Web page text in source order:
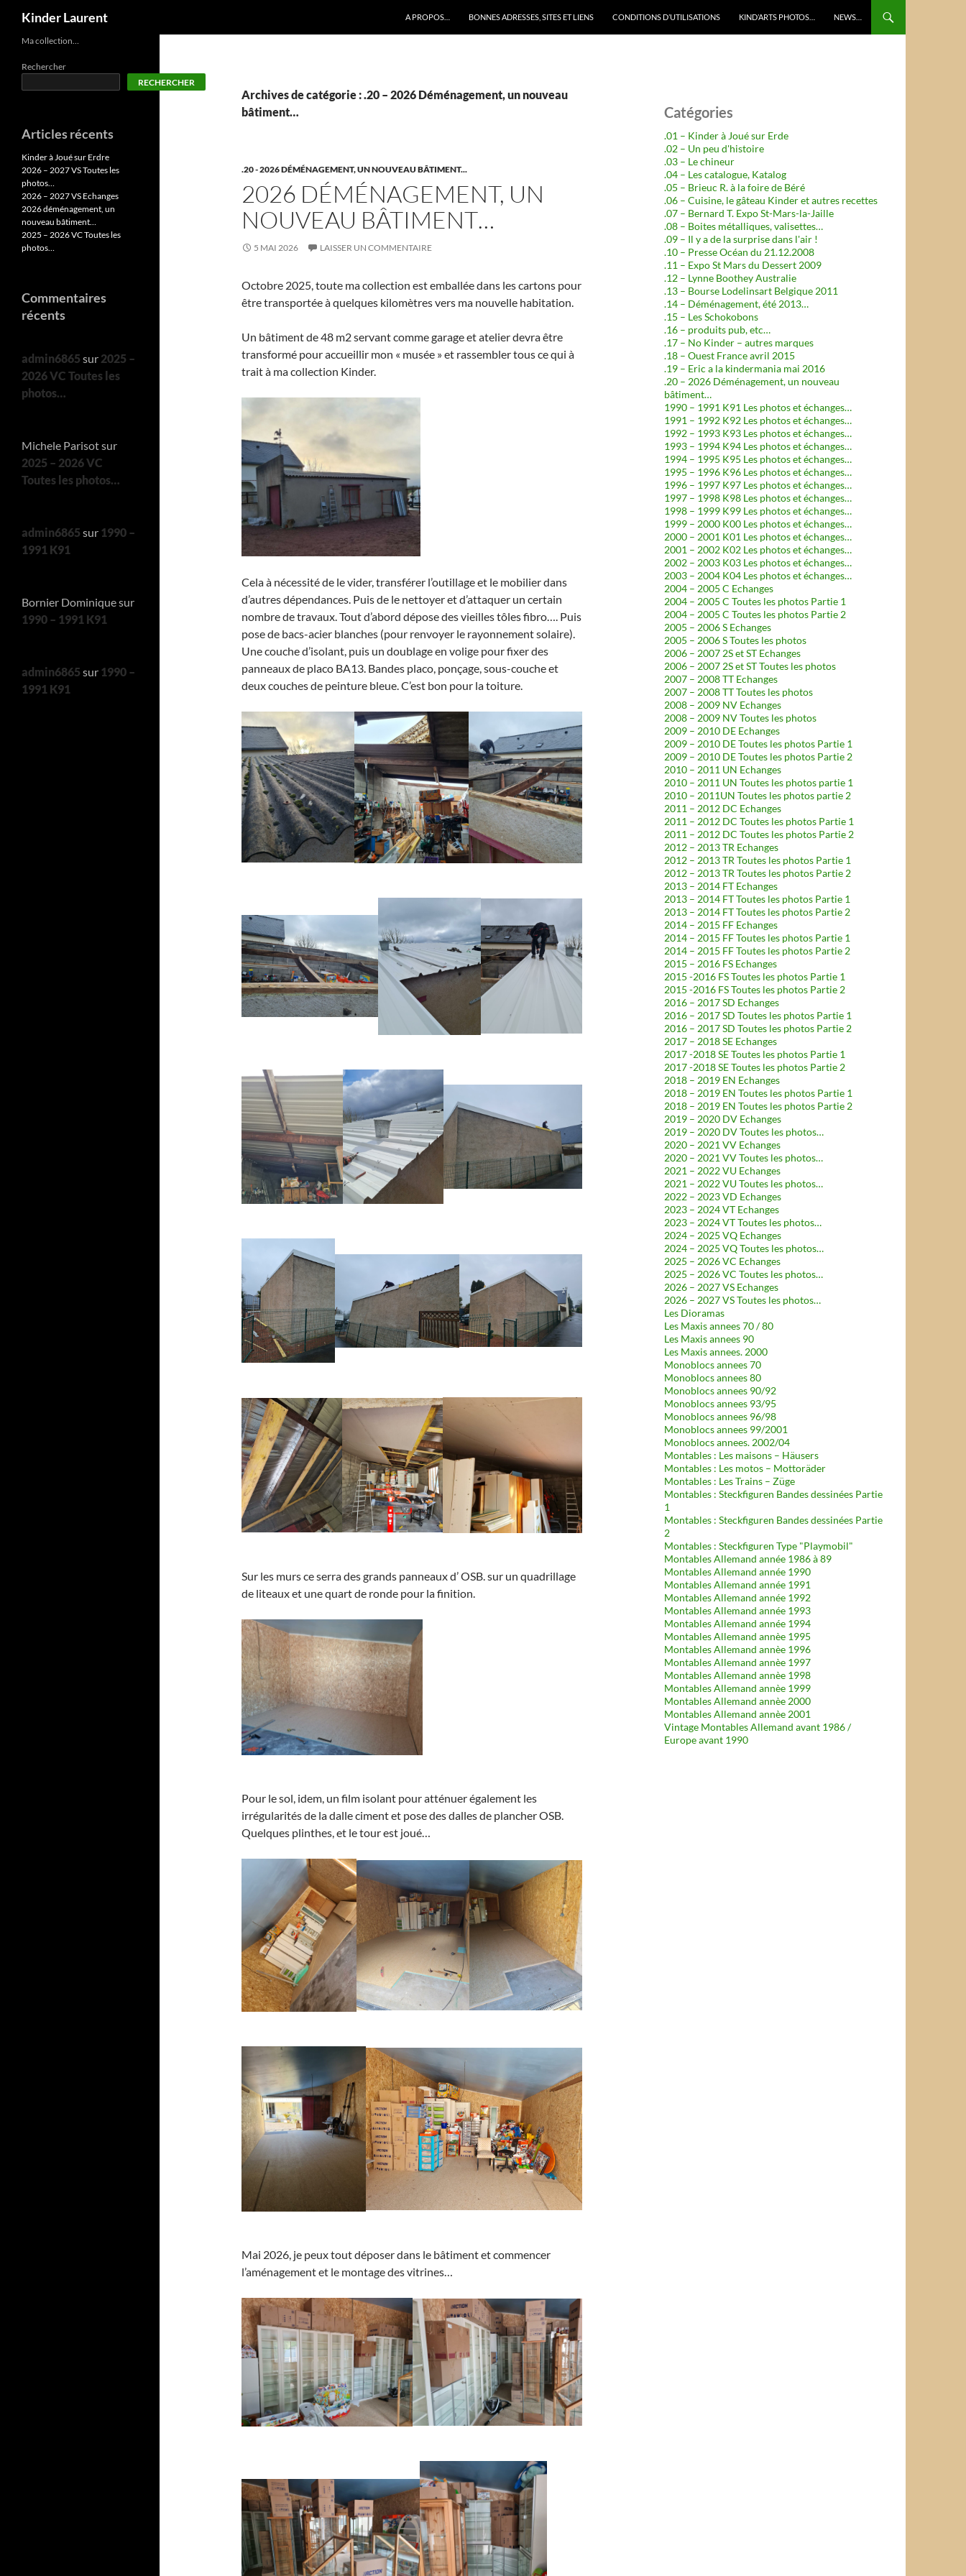
Aller
contenu
Kinder Laurent A PROPOS… BONNES ADRESSES, SITES ET LIENS CONDITIONS D’UTILISATIONS KIND’ARTS PHOTOS… NEWS…
Archives de catégorie : .20 – 2026 Déménagement, un nouveau
bâtiment…
.20 - 2026 DÉMÉNAGEMENT, UN NOUVEAU BÂTIMENT...
2026 DÉMÉNAGEMENT, UN
NOUVEAU BÂTIMENT…
5 MAI 2026 LAISSER UN COMMENTAIRE
Octobre 2025, toute ma collection est emballée dans les cartons pour
être transportée à quelques kilomètres vers ma nouvelle habitation.
Un bâtiment de 48 m2 servant comme garage et atelier devra être
transformé pour accueillir mon « musée » et rassembler tous ce qui à
trait à ma collection Kinder.
Cela à nécessité de le vider, transférer l’outillage et le mobilier dans
d’autres dépendances. Puis de le nettoyer et d’attaquer un certain
nombre de travaux. Tout d’abord dépose des vieilles tôles fibro…. Puis
pose de bacs-acier blanches (pour renvoyer le rayonnement solaire).
Une couche d’isolant, puis un doublage en volige pour fixer des
panneaux de placo BA13. Bandes placo, ponçage, sous-couche et
deux couches de peinture bleue. C’est bon pour la toiture.
Sur les murs ce serra des grands panneaux d’ OSB. sur un quadrillage
de liteaux et une quart de ronde pour la finition.
Pour le sol, idem, un film isolant pour atténuer également les
irrégularités de la dalle ciment et pose des dalles de plancher OSB.
Quelques plinthes, et le tour est joué…
Mai 2026, je peux tout déposer dans le bâtiment et commencer
l’aménagement et le montage des vitrines…
Catégories
.01 – Kinder à Joué sur Erde
.02 – Un peu d'histoire
.03 – Le chineur
.04 – Les catalogue, Katalog
.05 – Brieuc R. à la foire de Béré
.06 – Cuisine, le gâteau Kinder et autres recettes
.07 – Bernard T. Expo St-Mars-la-Jaille
.08 – Boites métalliques, valisettes…
.09 – Il y a de la surprise dans l'air !
.10 – Presse Océan du 21.12.2008
.11 – Expo St Mars du Dessert 2009
.12 – Lynne Boothey Australie
.13 – Bourse Lodelinsart Belgique 2011
.14 – Déménagement, été 2013…
.15 – Les Schokobons
.16 – produits pub, etc…
.17 – No Kinder – autres marques
.18 – Ouest France avril 2015
.19 – Eric a la kindermania mai 2016
.20 – 2026 Déménagement, un nouveau
bâtiment…
1990 – 1991 K91 Les photos et échanges…
1991 – 1992 K92 Les photos et échanges…
1992 – 1993 K93 Les photos et échanges…
1993 – 1994 K94 Les photos et échanges…
1994 – 1995 K95 Les photos et échanges…
1995 – 1996 K96 Les photos et échanges…
1996 – 1997 K97 Les photos et échanges…
1997 – 1998 K98 Les photos et échanges…
1998 – 1999 K99 Les photos et échanges…
1999 – 2000 K00 Les photos et échanges…
2000 – 2001 K01 Les photos et échanges…
2001 – 2002 K02 Les photos et échanges…
2002 – 2003 K03 Les photos et échanges…
2003 – 2004 K04 Les photos et échanges…
2004 – 2005 C Echanges
2004 – 2005 C Toutes les photos Partie 1
2004 – 2005 C Toutes les photos Partie 2
2005 – 2006 S Echanges
2005 – 2006 S Toutes les photos
2006 – 2007 2S et ST Echanges
2006 – 2007 2S et ST Toutes les photos
2007 – 2008 TT Echanges
2007 – 2008 TT Toutes les photos
2008 – 2009 NV Echanges
2008 – 2009 NV Toutes les photos
2009 – 2010 DE Echanges
2009 – 2010 DE Toutes les photos Partie 1
2009 – 2010 DE Toutes les photos Partie 2
2010 – 2011 UN Echanges
2010 – 2011 UN Toutes les photos partie 1
2010 – 2011UN Toutes les photos partie 2
2011 – 2012 DC Echanges
2011 – 2012 DC Toutes les photos Partie 1
2011 – 2012 DC Toutes les photos Partie 2
2012 – 2013 TR Echanges
2012 – 2013 TR Toutes les photos Partie 1
2012 – 2013 TR Toutes les photos Partie 2
2013 – 2014 FT Echanges
2013 – 2014 FT Toutes les photos Partie 1
2013 – 2014 FT Toutes les photos Partie 2
2014 – 2015 FF Echanges
2014 – 2015 FF Toutes les photos Partie 1
2014 – 2015 FF Toutes les photos Partie 2
2015 – 2016 FS Echanges
2015 -2016 FS Toutes les photos Partie 1
2015 -2016 FS Toutes les photos Partie 2
2016 – 2017 SD Echanges
2016 – 2017 SD Toutes les photos Partie 1
2016 – 2017 SD Toutes les photos Partie 2
2017 – 2018 SE Echanges
2017 -2018 SE Toutes les photos Partie 1
2017 -2018 SE Toutes les photos Partie 2
2018 – 2019 EN Echanges
2018 – 2019 EN Toutes les photos Partie 1
2018 – 2019 EN Toutes les photos Partie 2
2019 – 2020 DV Echanges
2019 – 2020 DV Toutes les photos…
2020 – 2021 VV Echanges
2020 – 2021 VV Toutes les photos…
2021 – 2022 VU Echanges
2021 – 2022 VU Toutes les photos…
2022 – 2023 VD Echanges
2023 – 2024 VT Echanges
2023 – 2024 VT Toutes les photos…
2024 – 2025 VQ Echanges
2024 – 2025 VQ Toutes les photos…
2025 – 2026 VC Echanges
2025 – 2026 VC Toutes les photos…
2026 – 2027 VS Echanges
2026 – 2027 VS Toutes les photos…
Les Dioramas
Les Maxis annees 70 / 80
Les Maxis annees 90
Les Maxis annees. 2000
Monoblocs annees 70
Monoblocs annees 80
Monoblocs annees 90/92
Monoblocs annees 93/95
Monoblocs annees 96/98
Monoblocs annees 99/2001
Monoblocs annees. 2002/04
Montables : Les maisons – Häusers
Montables : Les motos – Mottoräder
Montables : Les Trains – Züge
Montables : Steckfiguren Bandes dessinées Partie
1
Montables : Steckfiguren Bandes dessinées Partie
2
Montables : Steckfiguren Type "Playmobil"
Montables Allemand année 1986 à 89
Montables Allemand année 1990
Montables Allemand année 1991
Montables Allemand année 1992
Montables Allemand année 1993
Montables Allemand année 1994
Montables Allemand annèe 1995
Montables Allemand annèe 1996
Montables Allemand annèe 1997
Montables Allemand annèe 1998
Montables Allemand annèe 1999
Montables Allemand annèe 2000
Montables Allemand annèe 2001
Vintage Montables Allemand avant 1986 /
Europe avant 1990
Ma collection…
Rechercher
RECHERCHER
Articles récents
Kinder à Joué sur Erdre
2026 – 2027 VS Toutes les
photos…
2026 – 2027 VS Echanges
2026 déménagement, un
nouveau bâtiment…
2025 – 2026 VC Toutes les
photos…
Commentaires
récents
admin6865 sur 2025 –
2026 VC Toutes les
photos…
Michele Parisotsur
2025 – 2026 VC
Toutes les photos…
admin6865 sur 1990 –
1991 K91
Bornier Dominiquesur
1990 – 1991 K91
admin6865 sur 1990 –
1991 K91